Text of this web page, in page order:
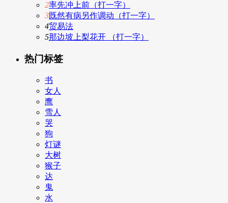
2率先冲上前（打一字）
3既然有病另作调动（打一字）
4贸易法
5那边坡上梨花开 （打一字）
热门标签
书
女人
鹰
雪人
哭
狗
灯谜
大树
猴子
达
鬼
水